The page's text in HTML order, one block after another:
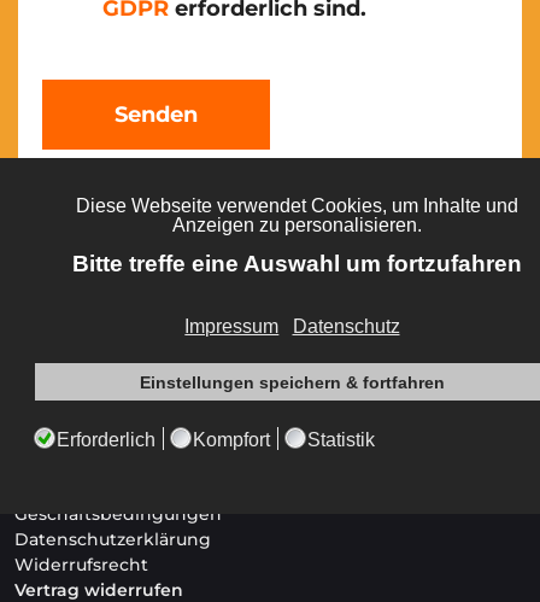
GDPR erforderlich sind.
Senden
Stoffposter24
Geschäftsbedingungen
Datenschutzerklärung
Widerrufsrecht
Vertrag widerrufen